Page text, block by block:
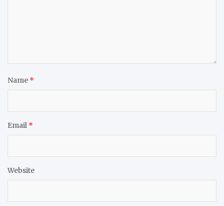
Name *
Email *
Website